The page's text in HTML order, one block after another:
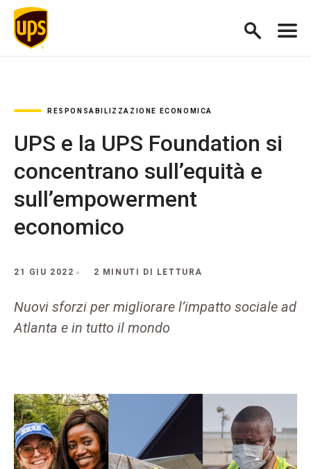
RESPONSABILIZZAZIONE ECONOMICA
UPS e la UPS Foundation si
concentrano sull’equità e
sull’empowerment
economico
21 GIU 2022 2 MINUTI DI LETTURA
Nuovi sforzi per migliorare l’impatto sociale ad
Atlanta e in tutto il mondo